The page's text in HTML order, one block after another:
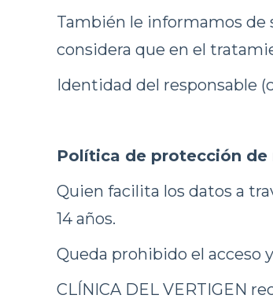
También le informamos de
considera que en el
Identidad del responsable
Política de protección de
Quien facilita los datos a
14 años.
Queda prohibido el acceso
CLÍNICA DEL VERTIGEN